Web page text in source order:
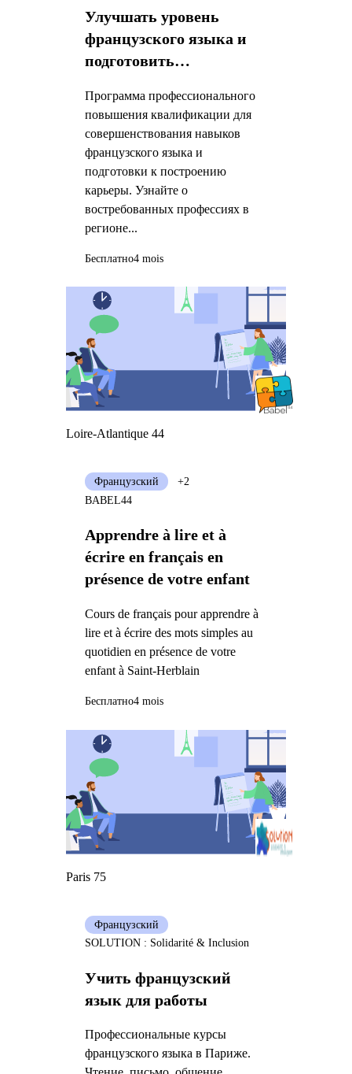
Улучшать уровень
французского языка и
подготовить
проект
Программа профессионального
повышения квалификации для
совершенствования навыков
французского языка и
подготовки к построению
карьеры. Узнайте о
востребованных профессиях в
регионе...
Бесплатно4 mois
Loire-Atlantique 44
Apprendre à lire et à
écrire en français en
présence de votre enfant
Cours de français pour apprendre à
lire et à écrire des mots simples au
quotidien en présence de votre
enfant à Saint-Herblain
Французский
+2
BABEL44
Бесплатно4 mois
Paris 75
Учить французский
язык для работы
Профессиональные курсы
французского языка в Париже.
Французский
SOLUTION : Solidarité & Inclusion